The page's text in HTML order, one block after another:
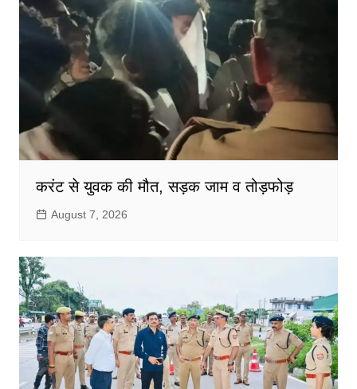
करंट से युवक की मौत, सड़क जाम व तोड़फोड़
August 7, 2026